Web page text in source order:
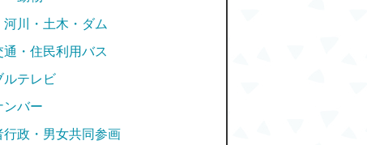
河川・土木・ダム
通・住民利用バス
ルテレビ
ンバー
行政・男女共同参画